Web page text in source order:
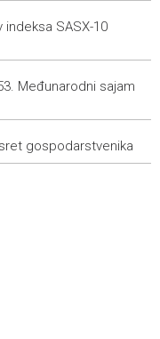
(subota)
40 hectares in Grude,
sastanak s
indeksa SASX-10
Međunarodni sajam
gospodarstvenika